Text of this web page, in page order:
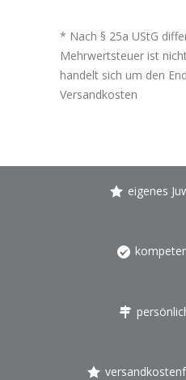
* Nach § 25a UStG
Mehrwertsteuer ist
handelt sich um den
Versandkosten
eigenes